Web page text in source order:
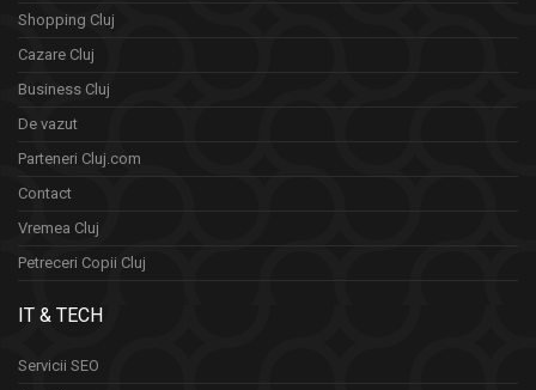
Shopping Cluj
Cazare Cluj
Business Cluj
De vazut
Parteneri Cluj.com
Contact
Vremea Cluj
Petreceri Copii Cluj
IT & TECH
Servicii SEO